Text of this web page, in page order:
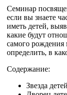
Семинар
если вы знаете
иметь детей,
какие будут
самого рождения
определить, в
Содержание:
Звезда